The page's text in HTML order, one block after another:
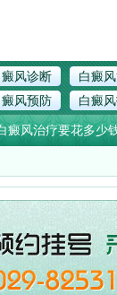
癜风诊断 白癜
癜风预防 白癜
癜风治疗要花多少